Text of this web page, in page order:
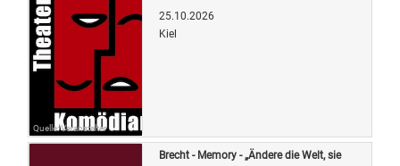
Quelle: Veranstalter
25.10.2026
Kiel
Brecht - Memory - „Ändere die Welt, sie